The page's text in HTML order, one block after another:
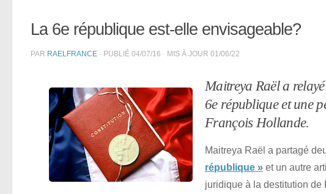
La 6e république est-elle envisageable?
PAR RAELFRANCE · PUBLIÉ 04/07/16 · MIS À JOUR 01/06/22
Maitreya Raël a
6e république et une
François Hollande.
Maitreya Raël a partagé
république » et un autre
juridique à la destitution